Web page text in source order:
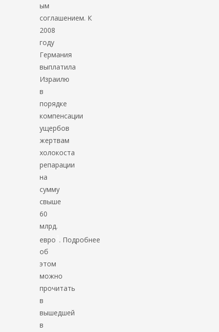
ым
соглашением. К
2008
году
Германия
выплатила
Израилю
в
порядке
компенсации
ущербов
жертвам
холокоста
репарации
на
сумму
свыше
60
млрд.
евро . Подробнее
об
этом
можно
прочитать
в
вышедшей
в